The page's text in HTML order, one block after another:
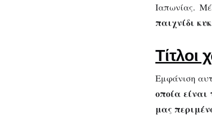
Ιαπωνίας.
παιχνίδι
Τίτλοι
Εμφάνιση
οποία είναι
μας